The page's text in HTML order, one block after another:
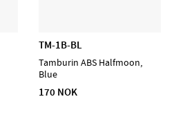
TM-1B-BL
Tamburin ABS Halfmoon,
Blue
170 NOK